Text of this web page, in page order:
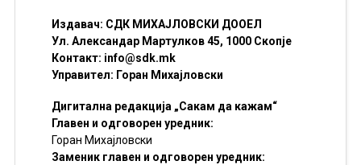
Издавач: СДК МИХАЈЛОВСКИ ДООЕЛ
Ул. Александар Мартулков 45, 1000 Скопје
Контакт: info@sdk.mk
Управител: Горан Михајловски
Дигитална редакција „Сакам да кажам“
Главен и одговорен уредник:
Горан Михајловски
Заменик главен и одговорен уредник: